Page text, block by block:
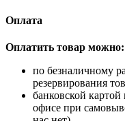
Оплата
Оплатить товар можно:
по безналичному
резервирования
банковской
офисе при